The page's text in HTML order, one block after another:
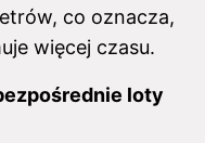
co oznacza,
więcej czasu.
loty